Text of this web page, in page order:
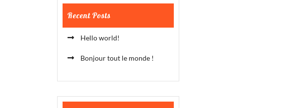
Recent Posts
Hello world!
Bonjour tout le monde !